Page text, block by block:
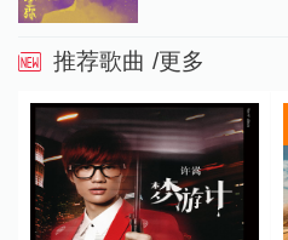
推荐歌曲 /更多